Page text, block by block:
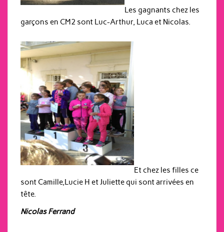
Les gagnants chez les
garçons en CM2 sont Luc-Arthur, Luca et Nicolas.
Et chez les filles ce
sont Camille,Lucie H et Juliette qui sont arrivées en
tête.
Nicolas Ferrand